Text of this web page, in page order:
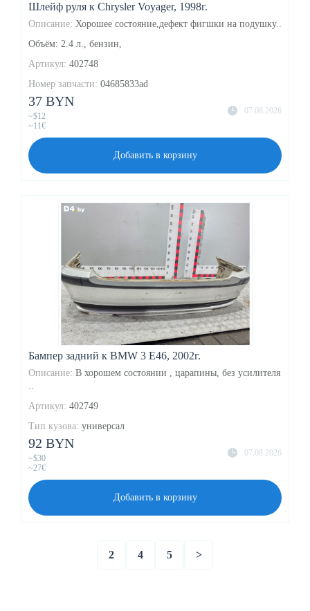
Шлейф руля к Chrysler Voyager, 1998г.
Описание: Хорошее состояние,дефект фигшки на подушку..
Объём: 2.4 л., бензин,
Артикул: 402748
Номер запчасти: 04685833ad
07.08.2026
37 BYN
~$12
~11€
Добавить в корзину
Бампер задний к BMW 3 E46, 2002г.
Описание: В хорошем состоянии , царапины, без усилителя
..
Артикул: 402749
Тип кузова: универсал
07.08.2026
92 BYN
~$30
~27€
Добавить в корзину
2 4 5 >